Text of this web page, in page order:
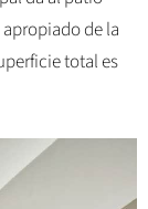
de la
total es